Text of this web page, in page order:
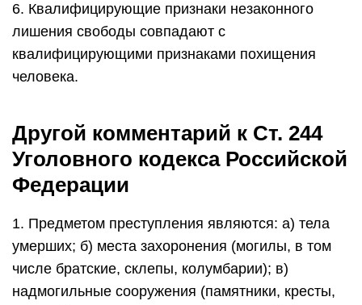
6. Квалифицирующие признаки незаконного
лишения свободы совпадают с
квалифицирующими признаками похищения
человека.
Другой комментарий к Ст. 244
Уголовного кодекса Российской
Федерации
1. Предметом преступления являются: а) тела
умерших; б) места захоронения (могилы, в том
числе братские, склепы, колумбарии); в)
надмогильные сооружения (памятники, кресты,